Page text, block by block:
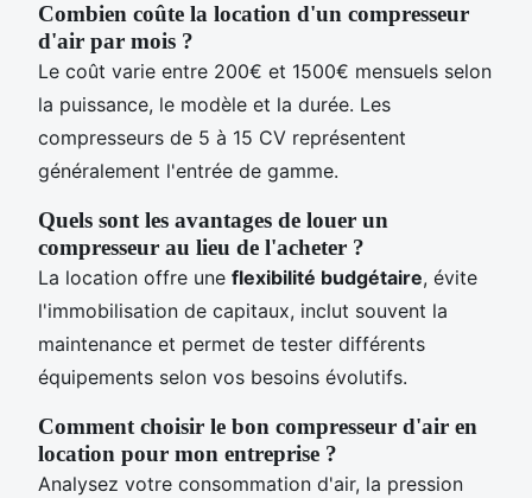
Combien coûte la location d'un compresseur
d'air par mois ?
Le coût varie entre 200€ et 1500€ mensuels selon
la puissance, le modèle et la durée. Les
compresseurs de 5 à 15 CV représentent
généralement l'entrée de gamme.
Quels sont les avantages de louer un
compresseur au lieu de l'acheter ?
La location offre une flexibilité budgétaire, évite
l'immobilisation de capitaux, inclut souvent la
maintenance et permet de tester différents
équipements selon vos besoins évolutifs.
Comment choisir le bon compresseur d'air en
location pour mon entreprise ?
Analysez votre consommation d'air, la pression